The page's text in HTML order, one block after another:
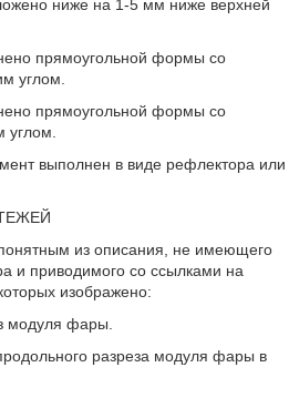
ниже на 1-5 мм ниже верхней
прямоугольной формы со
углом.
прямоугольной формы со
выполнен в виде рефлектора или
из описания, не имеющего
и приводимого со ссылками на
изображено:
модуля фары.
разреза модуля фары в